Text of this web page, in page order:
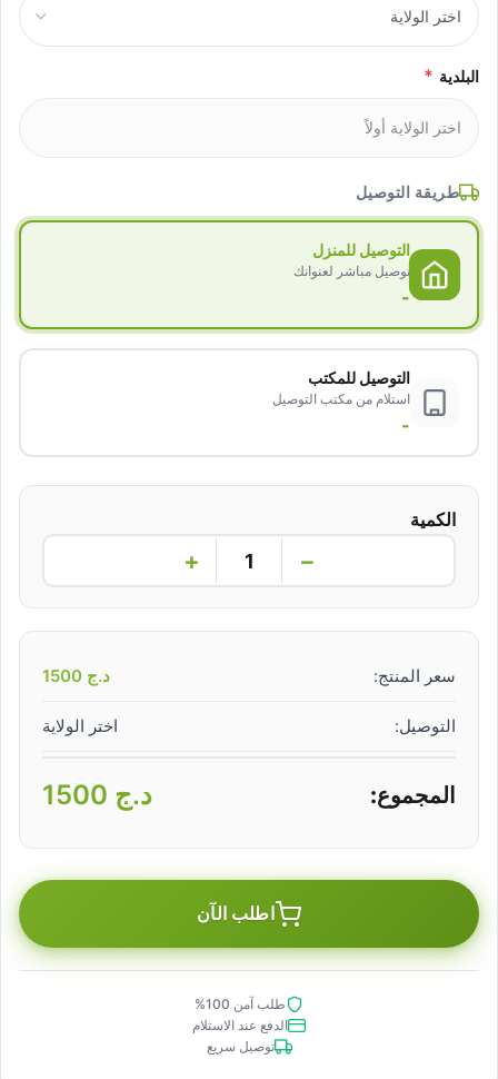
البلدية *
طريقة التوصيل
التوصيل للمنزل
توصيل مباشر لعنوانك
-
التوصيل للمكتب
استلام من مكتب التوصيل
-
الكمية
−
+
سعر المنتج: د.ج
التوصيل: اختر الولاية
المجموع: د.ج
اطلب الآن
طلب آمن 100%
الدفع عند الاستلام
توصيل سريع